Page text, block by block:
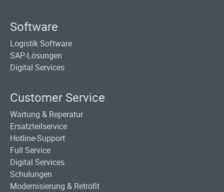
Software
Logistik Software
SAP-Lösungen
Digital Services
Customer Service
Wartung & Reperatur
Ersatzteilservice
Hotline-Support
Full Service
Digital Services
Schulungen
Modernisierung & Retrofit